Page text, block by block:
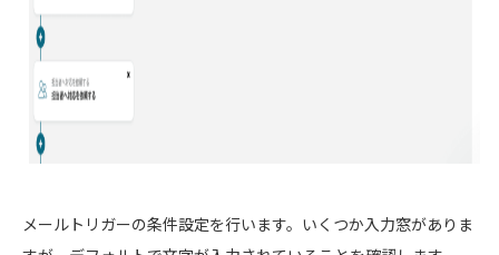
メールトリガーの条件設定を行います。いくつか入力窓がありま